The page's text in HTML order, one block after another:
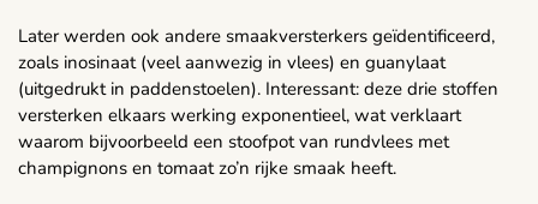
Later werden ook andere smaakversterkers geïdentificeerd,
zoals inosinaat (veel aanwezig in vlees) en guanylaat
(uitgedrukt in paddenstoelen). Interessant: deze drie stoffen
versterken elkaars werking exponentieel, wat verklaart
waarom bijvoorbeeld een stoofpot van rundvlees met
champignons en tomaat zo’n rijke smaak heeft.